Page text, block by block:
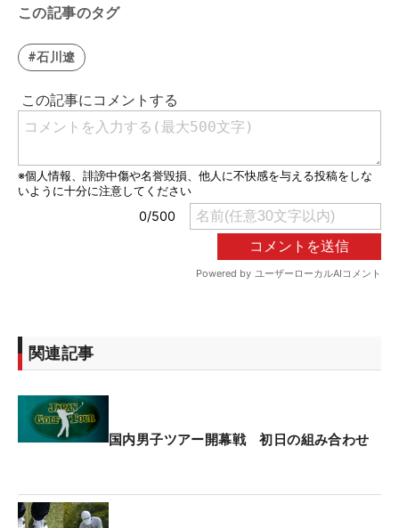
この記事のタグ
#石川遼
関連記事
国内男子ツアー開幕戦 初日の組み合わせ